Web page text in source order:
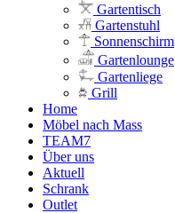
Gartentisch
Gartenstuhl
Sonnenschirm
Gartenlounge
Gartenliege
Grill
Home
Möbel nach Mass
TEAM7
Über uns
Aktuell
Schrank
Outlet